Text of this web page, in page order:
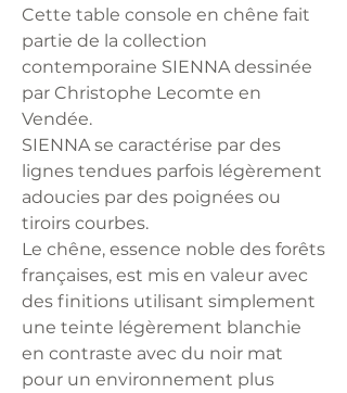
Cette table console en chêne fait
partie de la collection
contemporaine SIENNA dessinée
par Christophe Lecomte en
Vendée.
SIENNA se caractérise par des
lignes tendues parfois légèrement
adoucies par des poignées ou
tiroirs courbes.
Le chêne, essence noble des forêts
françaises, est mis en valeur avec
des finitions utilisant simplement
une teinte légèrement blanchie
en contraste avec du noir mat
pour un environnement plus